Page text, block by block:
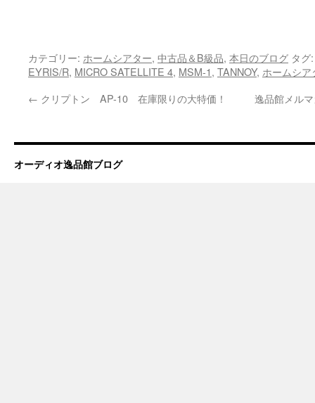
カテゴリー: ホームシアター, 中古品＆B級品, 本日のブログ タ
EYRIS/R, MICRO SATELLITE 4, MSM-1, TANNOY, ホームシア
← クリプトン AP-10 在庫限りの大特価！ 逸品館メル
オーディオ逸品館ブログ